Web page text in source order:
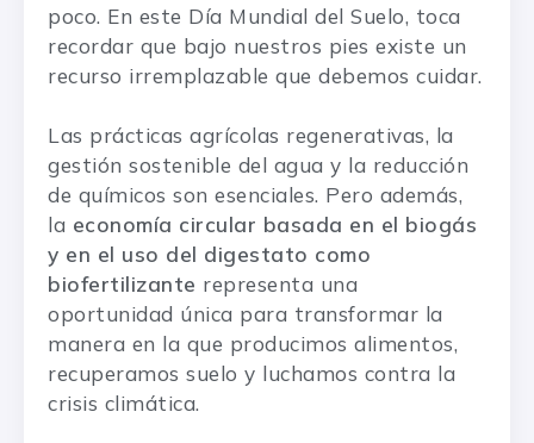
poco. En este Día Mundial del Suelo, toca
recordar que bajo nuestros pies existe un
recurso irremplazable que debemos cuidar.
Las prácticas agrícolas regenerativas, la
gestión sostenible del agua y la reducción
de químicos son esenciales. Pero además,
la economía circular basada en el biogás
y en el uso del digestato como
biofertilizante representa una
oportunidad única para transformar la
manera en la que producimos alimentos,
recuperamos suelo y luchamos contra la
crisis climática.